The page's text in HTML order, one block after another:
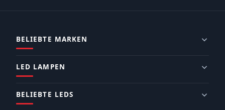
BELIEBTE MARKEN
LED LAMPEN
BELIEBTE LEDS